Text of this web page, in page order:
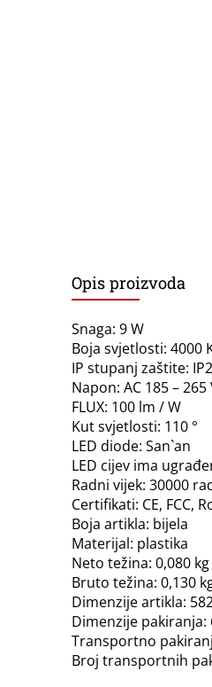
Opis proizvoda
Snaga: 9 W
Boja svjetlosti: 4000
IP stupanj zaštite:
Napon: AC 185 – 265
FLUX: 100 lm / W
Kut svjetlosti: 110 °
LED diode: San`an
LED cijev ima
Radni vijek: 30000
Certifikati: CE, FCC,
Boja artikla: bijela
Materijal: plastika
Neto težina: 0,080 kg
Bruto težina: 0,130
Dimenzije artikla:
Dimenzije pakiranja:
Transportno
Broj transportnih